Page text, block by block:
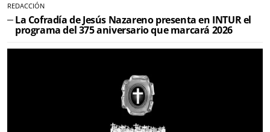
REDACCIÓN
La Cofradía de Jesús Nazareno presenta en INTUR el
programa del 375 aniversario que marcará 2026